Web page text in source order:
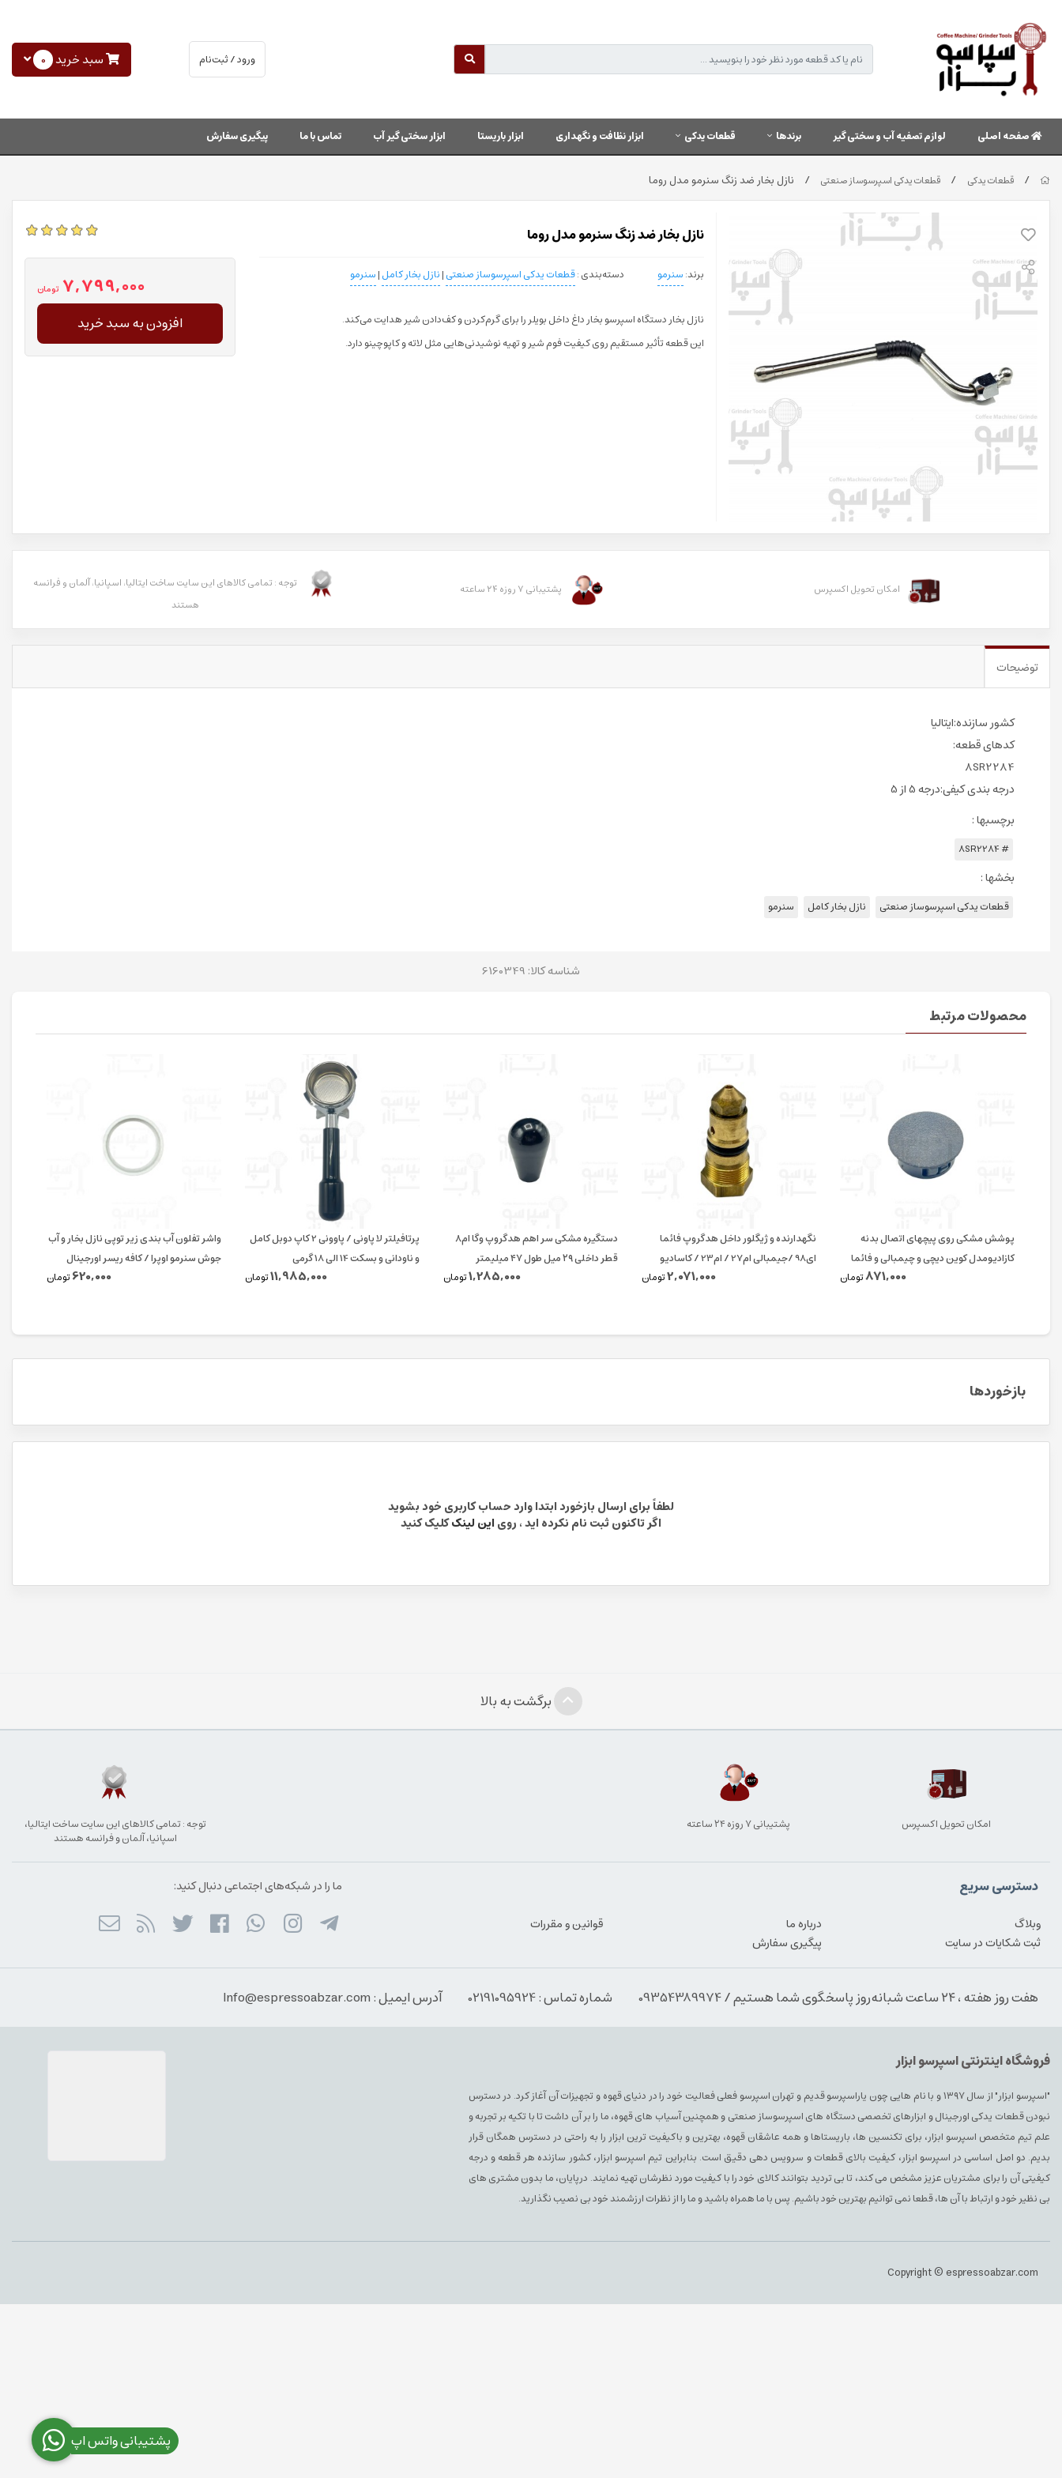
ورود / ثبت‌نام سبد خرید 0
صفحه اصلی لوازم تصفیه آب و سختی گیر برندها قطعات یدکی ابزار نظافت و نگهداری ابزار باریستا ابزار سختی گیر آب تماس با ما پیگیری سفارش
/ قطعات یدکی / قطعات یدکی اسپرسوساز صنعتی / نازل بخار ضد زنگ سنرمو مدل روما
نازل بخار ضد زنگ سنرمو مدل روما
برند:سنرمو دسته‌بندی :قطعات یدکی اسپرسوساز صنعتی|نازل بخار کامل|سنرمو
نازل بخار دستگاه اسپرسو بخار داغ داخل بویلر را برای گرم‌کردن و کف‌دادن شیر هدایت می‌کند.
این قطعه تأثیر مستقیم روی کیفیت فوم شیر و تهیه نوشیدنی‌هایی مثل لاته و کاپوچینو دارد.
7,799,000 تومان
افزودن به سبد خرید
امکان تحویل اکسپرس پشتیبانی ۷ روزه ۲۴ ساعته
توجه : تمامی کالاهای این سایت ساخت ایتالیا، اسپانیا، آلمان و فرانسه
هستند
توضیحات
کشور سازنده:ایتالیا
کدهای قطعه:
8SR2284
درجه بندی کیفی:درجه 5 از 5
برچسبها :
# 8SR2284
بخشها :
قطعات یدکی اسپرسوساز صنعتی نازل بخار کامل سنرمو
شناسه کالا: 6160349
محصولات مرتبط
پوشش مشکی روی پیچهای اتصال بدنه
کازادیومدل کوین دیچی و چیمبالی و فائما
871,000تومان
نگهدارنده و ژیگلور داخل هدگروپ فائما
ای98 /جیمبالی ام27 / ام23 / کاسادیو
2,071,000تومان
دستگیره مشکی سر اهم هدگروپ وگا ام۸
قطر داخلی ۲۹ میل طول ۴۷ میلیمتر
1,285,000تومان
پرتافیلتر لا پاونی / پاوونی 2 کاپ دوبل کامل
و ناودانی و بسکت 14 الی 18 گرمی
11,985,000تومان
واشر تفلون آب بندی زیر توپی نازل بخار و آب
جوش سنرمو اوپرا / کافه ریسر اورجینال
620,000 تومان
بازخوردها
لطفاً برای ارسال بازخورد ابتدا وارد حساب کاربری خود بشوید
اگر تاکنون ثبت نام نکرده اید ، روی این لینککلیک کنید
برگشت به بالا
امکان تحویل اکسپرس پشتیبانی ۷ روزه ۲۴ ساعته
توجه : تمامی کالاهای این سایت ساخت ایتالیا،
اسپانیا، آلمان و فرانسه هستند
دسترسی سریع
وبلاگ درباره ما
قوانین و مقررات
ثبت شکایات در سایت
پیگیری سفارش
ما را در شبکه‌های اجتماعی دنبال کنید:
هفت روز هفته ، ۲۴ ساعت شبانه‌روز پاسخگوی شما هستیم / 09354389974 شماره تماس : 02191095924 آدرس ایمیل : Info@espressoabzar.com
فروشگاه اینترنتی اسپرسو ابزار
"اسپرسو ابزار" از سال ۱۳۹۷ و با نام هایی چون یاراسپرسو قدیم و تهران اسپرسو فعلی فعالیت خود را در دنیای قهوه و تجهیزات آن آغاز کرد. در دسترس
نبودن قطعات یدکی اورجینال و ابزارهای تخصصی دستگاه های اسپرسوساز صنعتی و همچنین آسیاب های قهوه، ما را بر آن داشت تا با تکیه بر تجربه و
علم تیم متخصص اسپرسو ابزار، برای تکنسین ها، باریستاها و همه عاشقان قهوه، بهترین و باکیفیت ترین ابزار را به راحتی در دسترس همگان قرار
بدیم. دو اصل اساسی در اسپرسو ابزار، کیفیت بالای قطعات و سرویس دهی دقیق است. بنابراین تیم اسپرسو ابزار، کشور سازنده هر قطعه و درجه
کیفیتی آن را برای مشتریان عزیز مشخص می کند، تا بی تردید بتوانند کالای خود را با کیفیت مورد نظرشان تهیه نمایند. درپایان، ما بدون مشتری های
بی نظیر خود و ارتباط با آن ها، قطعا نمی توانیم بهترین خود باشیم. پس با ما همراه باشید و ما را از نظرات ارزشمند خود بی نصیب نگذارید.
Copyright © espressoabzar.com
پشتیبانی واتس اپ